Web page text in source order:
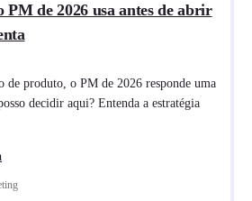
PM de 2026 usa antes de abrir
de produto, o PM de 2026 responde uma
decidir aqui? Entenda a estratégia